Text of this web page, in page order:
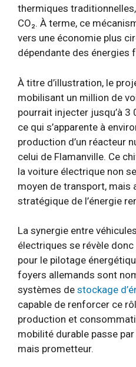
thermiques
CO₂. À terme, ce
vers une économie plus
dépendante des énergies
À titre d’illustration, le
mobilisant un million de
pourrait injecter jusqu’à 3
ce qui s’apparente à
production d’un réacteur
celui de Flamanville. Ce
la voiture électrique non
moyen de transport, mais
stratégique de l’énergie
La synergie entre
électriques se révèle donc
pour le pilotage
foyers allemands sont
systèmes de stockage
capable de renforcer ce
production et
mobilité durable passe
mais prometteur.